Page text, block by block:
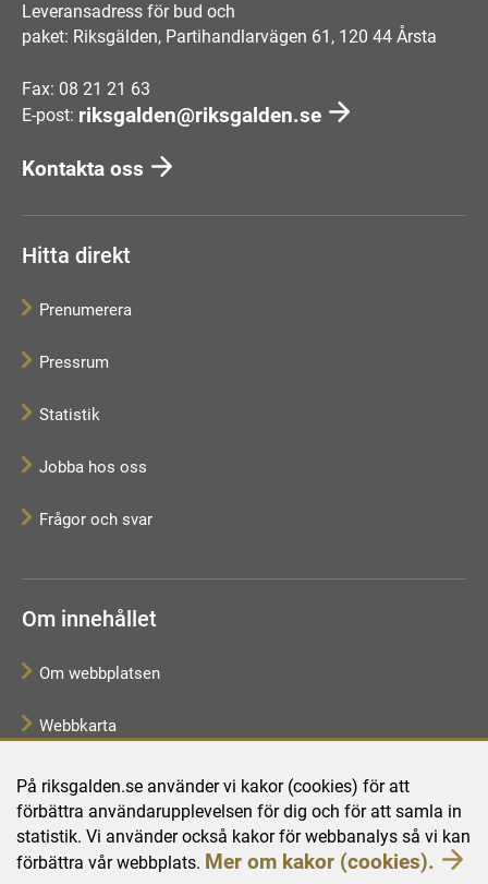
På riksgalden.se använder vi kakor (cookies) för att
förbättra användarupplevelsen för dig och för att samla in
statistik. Vi använder också kakor för webbanalys så vi kan
förbättra vår webbplats. Mer om kakor (cookies).
Leveransadress för bud och
paket: Riksgälden, Partihandlarvägen 61, 120 44 Årsta
Fax: 08 21 21 63
E-post: riksgalden@riksgalden.se
Kontakta oss
Hitta direkt
Prenumerera
Pressrum
Statistik
Jobba hos oss
Frågor och svar
Om innehållet
Om webbplatsen
Webbkarta
Tillgänglighetsredogörelse
Behandling av personuppgifter